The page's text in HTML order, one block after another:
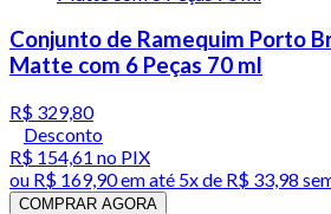
Conjunto de Ramequim Porto
Matte com 6 Peças 70 ml
R$ 329,80
Desconto
R$ 154,61 no PIX
ou R$ 169,90em até 5x de R$ 33,98
COMPRAR AGORA